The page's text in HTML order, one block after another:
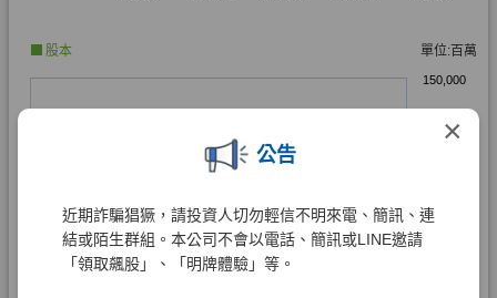
×
公告
近期詐騙猖獗，請投資人切勿輕信不明來電、簡訊、連
結或陌生群組。本公司不會以電話、簡訊或LINE邀請
「領取飆股」、「明牌體驗」等。